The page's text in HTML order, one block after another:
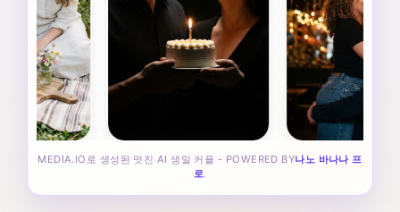
MEDIA.IO로 생성된 멋진 AI 생일 커플 - POWERED BY나노 바나나 프
로.